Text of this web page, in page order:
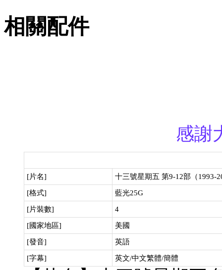
相關配件
感謝
[片名] 十三號星期五 第9-12部（1993-
[格式] 藍光25G
[片裝數] 4
[國家地區] 美國
[發音] 英語
[字幕] 英文/中文繁體/簡體